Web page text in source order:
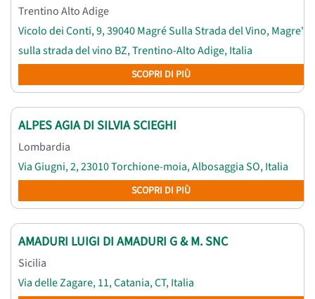
Trentino Alto Adige
Vicolo dei Conti, 9, 39040 Magré Sulla Strada del Vino, Magre'
sulla strada del vino BZ, Trentino-Alto Adige, Italia
SCOPRI DI PIÙ
ALPES AGIA DI SILVIA SCIEGHI
Lombardia
Via Giugni, 2, 23010 Torchione-moia, Albosaggia SO, Italia
SCOPRI DI PIÙ
AMADURI LUIGI DI AMADURI G & M. SNC
Sicilia
Via delle Zagare, 11, Catania, CT, Italia